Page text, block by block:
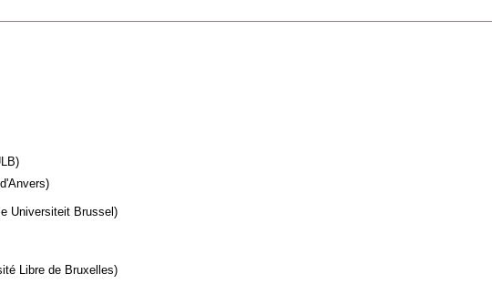
Universiteit Brussel)
Libre de Bruxelles)